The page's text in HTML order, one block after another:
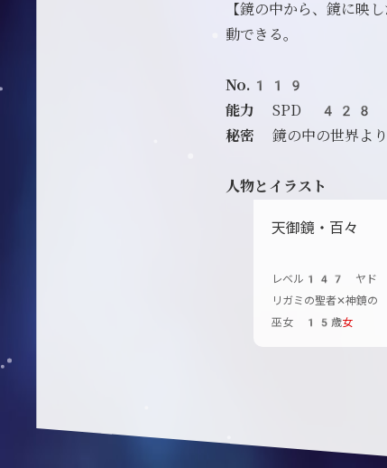
【鏡の中から、鏡に映
動できる。
No.119
能力SPD 428
秘密 鏡の中の世界よ
人物とイラスト
天御鏡・百々
レベル147 ヤド
リガミの聖者✕神鏡の
巫女 15歳女